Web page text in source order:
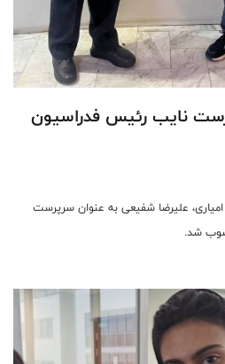
نایب رئیس فدراسیون
علیرضا شفیعی به عنوان سرپرست
شد.